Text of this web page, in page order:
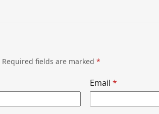
Required fields are marked*
Email *